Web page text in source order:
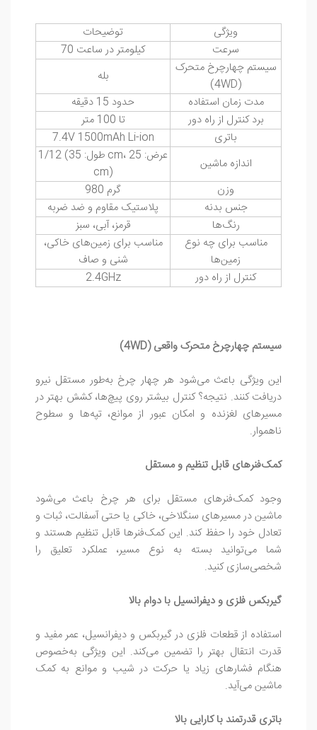
توضیحات
ویژگی
70 کیلومتر در ساعت
سرعت
بله
سیستم چهارچرخ متحرک
(4WD)
حدود 15 دقیقه
مدت زمان استفاده
تا 100 متر
برد کنترل از راه دور
7.4V 1500mAh Li-ion
باتری
1/12 (طول: 35 cm، عرض: 25
cm)
اندازه ماشین
980 گرم
وزن
پلاستیک مقاوم و ضد ضربه
جنس بدنه
قرمز، آبی، سبز
رنگ‌ها
مناسب برای زمین‌های خاکی،
شنی و صاف
مناسب برای چه نوع
زمین‌ها
2.4GHz
کنترل از راه دور
سیستم چهارچرخ متحرک واقعی (4WD)
این ویژگی باعث می‌شود هر چهار چرخ به‌طور مستقل نیرو
دریافت کنند. نتیجه؟ کنترل بیشتر روی پیچ‌ها، کشش بهتر در
مسیرهای لغزنده و امکان عبور از موانع، تپه‌ها و سطوح
ناهموار.
کمک‌فنرهای قابل تنظیم و مستقل
وجود کمک‌فنرهای مستقل برای هر چرخ باعث می‌شود
ماشین در مسیرهای سنگلاخی، خاکی یا حتی آسفالت، ثبات و
تعادل خود را حفظ کند. این کمک‌فنرها قابل تنظیم هستند و
شما می‌توانید بسته به نوع مسیر، عملکرد تعلیق را
شخصی‌سازی کنید.
گیربکس فلزی و دیفرانسیل با دوام بالا
استفاده از قطعات فلزی در گیربکس و دیفرانسیل، عمر مفید و
قدرت انتقال بهتر را تضمین می‌کند. این ویژگی به‌خصوص
هنگام فشارهای زیاد یا حرکت در شیب و موانع به کمک
ماشین می‌آید.
باتری قدرتمند با کارایی بالا